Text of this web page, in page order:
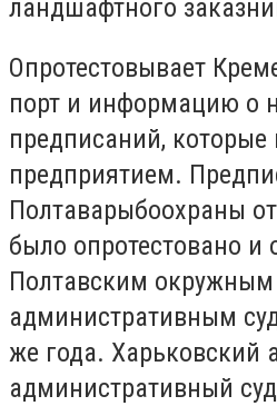
ландшафтного
Опротестовывает
порт и информацию о
предписаний, которые
предприятием.
Полтаварыбоохраны
было опротестовано и
Полтавским окружным
административным
же года. Харьковский
административный